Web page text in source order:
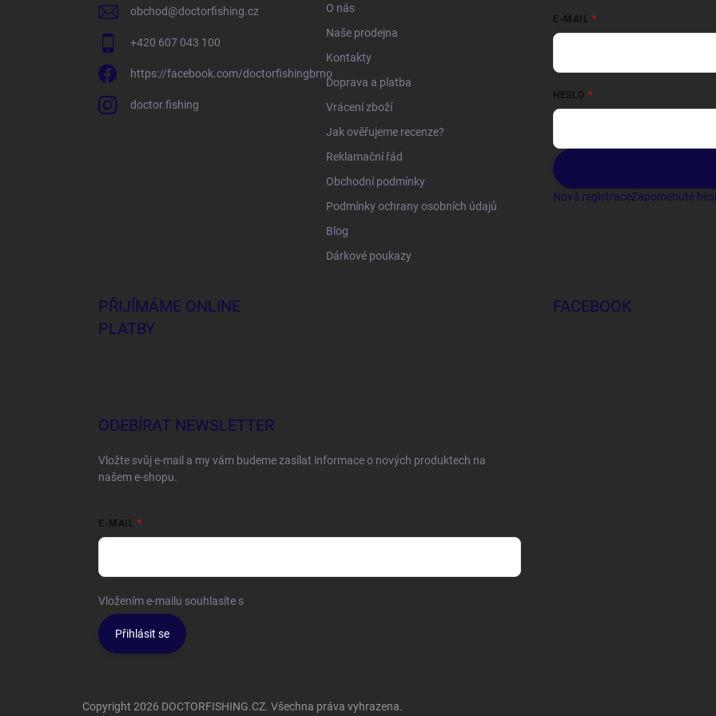
obchod@doctorfishing.cz
+420 607 043 100
https://facebook.com/doctorfishingbrno
doctor.fishing
O nás
Naše prodejna
Kontakty
Doprava a platba
Vrácení zboží
Jak ověřujeme recenze?
Reklamační řád
Obchodní podmínky
Podmínky ochrany osobních údajů
Blog
Dárkové poukazy
E-MAIL
HESLO
Nová registraceZapomenuté
PŘIJÍMÁME ONLINE
PLATBY
FACEBOOK
ODEBÍRAT NEWSLETTER
Vložte svůj e-mail a my vám budeme zasílat informace o nových produktech na
našem e-shopu.
E-MAIL
Vložením e-mailu souhlasíte s
Přihlásit se
Copyright 2026 DOCTORFISHING.CZ. Všechna práva vyhrazena.